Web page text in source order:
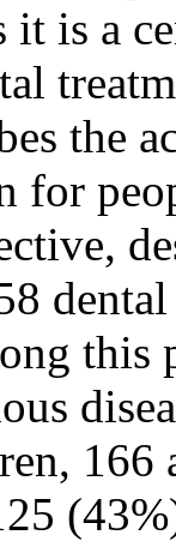
it is a
the
for
this
166